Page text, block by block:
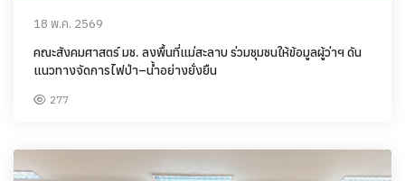
18 พ.ค. 2569
คณะสังคมศาสตร์ มช. ลงพื้นที่แม่สะลาบ ร่วมชุมชนให้ข้อมูลผู้ว่าฯ ดัน
แนวทางจัดการไฟป่า–น้ำอย่างยั่งยืน
277